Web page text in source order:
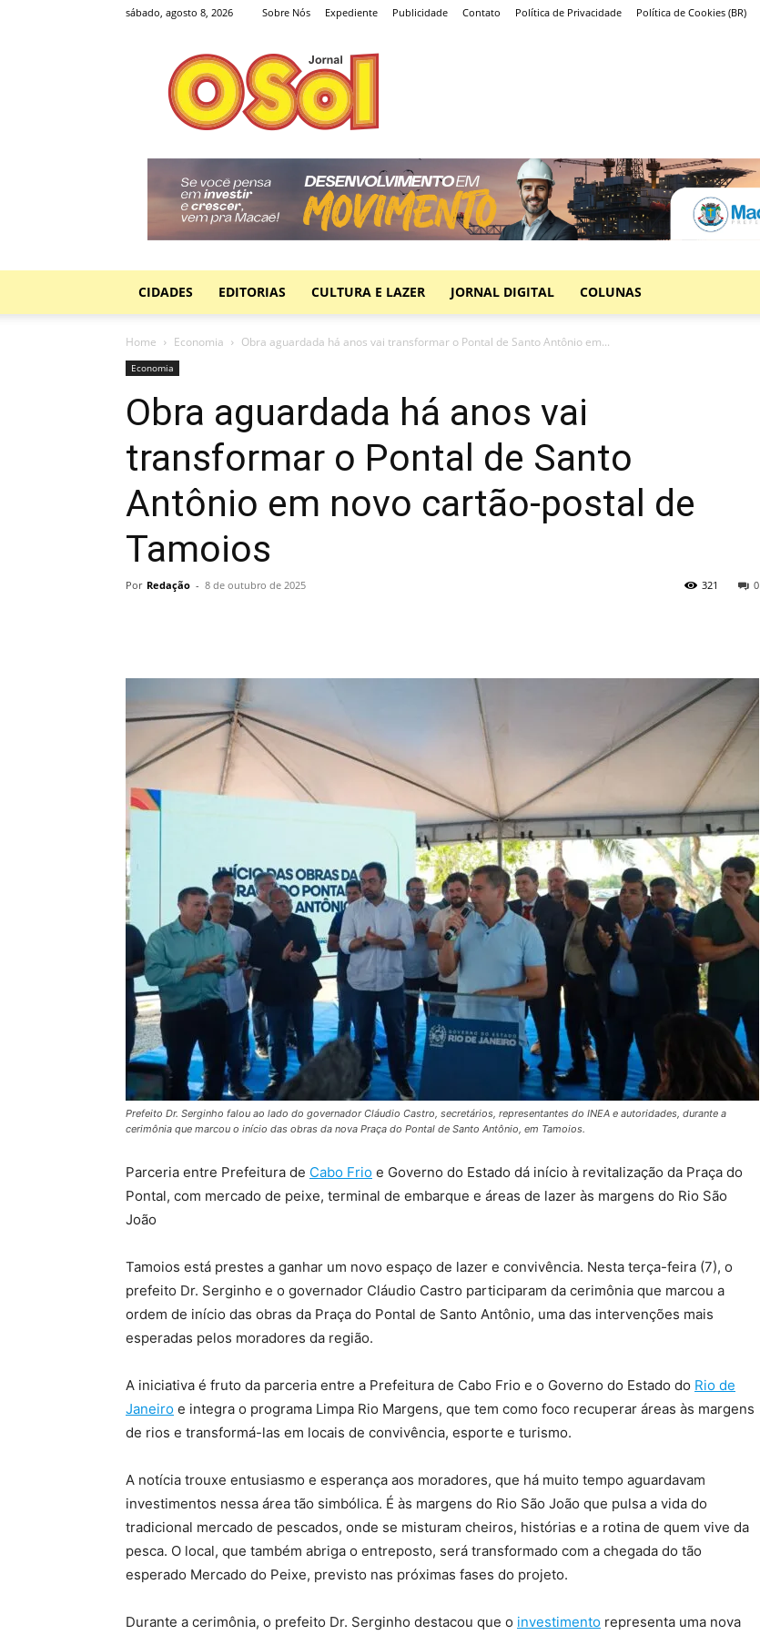
sábado, agosto 8, 2026 Sobre Nós Expediente Publicidade Contato Política de Privacidade Política de Cookies (BR)
Jornal
O
Sol
CIDADES EDITORIAS CULTURA E LAZER JORNAL DIGITAL COLUNAS
Home Economia Obra aguardada há anos vai transformar o Pontal de Santo Antônio em...
Economia
Obra aguardada há anos vai
transformar o Pontal de Santo
Antônio em novo cartão-postal de
Tamoios
Por Redação - 8 de outubro de 2025 0
321
Prefeito Dr. Serginho falou ao lado do governador Cláudio Castro, secretários, representantes do INEA e autoridades, durante a
cerimônia que marcou o início das obras da nova Praça do Pontal de Santo Antônio, em Tamoios.
Parceria entre Prefeitura de Cabo Frio e Governo do Estado dá início à revitalização da Praça do
Pontal, com mercado de peixe, terminal de embarque e áreas de lazer às margens do Rio São
João
Tamoios está prestes a ganhar um novo espaço de lazer e convivência. Nesta terça-feira (7), o
prefeito Dr. Serginho e o governador Cláudio Castro participaram da cerimônia que marcou a
ordem de início das obras da Praça do Pontal de Santo Antônio, uma das intervenções mais
esperadas pelos moradores da região.
A iniciativa é fruto da parceria entre a Prefeitura de Cabo Frio e o Governo do Estado do Rio de
Janeiro e integra o programa Limpa Rio Margens, que tem como foco recuperar áreas às margens
de rios e transformá-las em locais de convivência, esporte e turismo.
A notícia trouxe entusiasmo e esperança aos moradores, que há muito tempo aguardavam
investimentos nessa área tão simbólica. É às margens do Rio São João que pulsa a vida do
tradicional mercado de pescados, onde se misturam cheiros, histórias e a rotina de quem vive da
pesca. O local, que também abriga o entreposto, será transformado com a chegada do tão
esperado Mercado do Peixe, previsto nas próximas fases do projeto.
Durante a cerimônia, o prefeito Dr. Serginho destacou que o investimento representa uma nova